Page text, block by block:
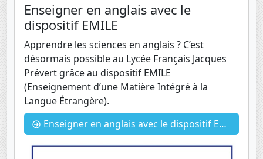
Enseigner en anglais avec le
dispositif EMILE
Apprendre les sciences en anglais ? C’est
désormais possible au Lycée Français Jacques
Prévert grâce au dispositif EMILE
(Enseignement d’une Matière Intégré à la
Langue Étrangère).
Enseigner en anglais avec le dispositif EMILE